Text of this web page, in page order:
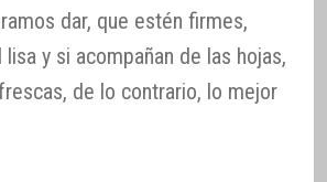
dar, que estén firmes,
y si acompañan de las hojas,
de lo contrario, lo mejor